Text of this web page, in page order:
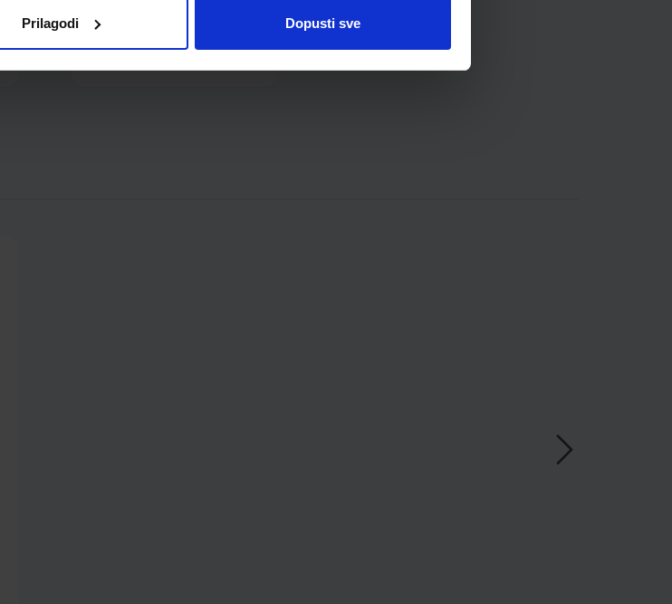
Prilagodi Dopusti sve